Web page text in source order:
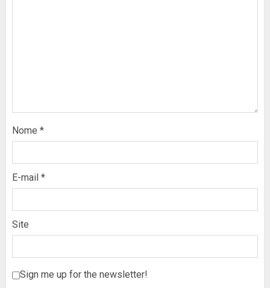
Nome *
E-mail *
Site
Sign me up for the newsletter!